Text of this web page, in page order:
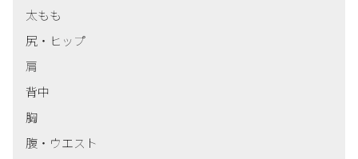
太もも
尻・ヒップ
肩
背中
胸
腹・ウエスト